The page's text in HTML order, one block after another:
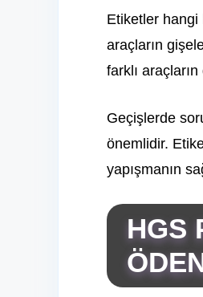
Etiketler hangi
araçların
farklı
Geçişlerde
önemlidir.
yapışmanın
HGS